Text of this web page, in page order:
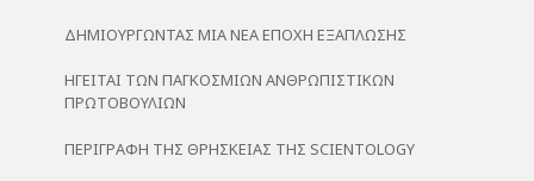
ΔΗΜΙΟΥΡΓΏΝΤΑΣ ΜΙΑ ΝΈΑ ΕΠΟΧΉ ΕΞΆΠΛΩΣΗΣ
ΗΓΕΙΤΑΙ ΤΩΝ ΠΑΓΚΟΣΜΙΩΝ ΑΝΘΡΩΠΙΣΤΙΚΩΝ
ΠΡΩΤΟΒΟΥΛΙΩΝ
ΠΕΡΙΓΡΑΦΉ ΤΗΣ ΘΡΗΣΚΕΊΑΣ ΤΗΣ SCIENTOLOGY